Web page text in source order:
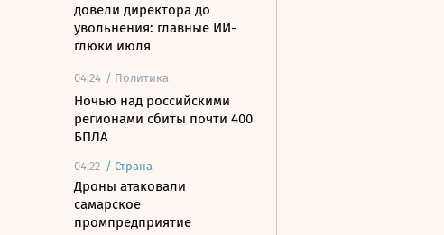
довели директора до
увольнения: главные ИИ-
глюки июля
04:24 / Политика
Ночью над российскими
регионами сбиты почти 400
БПЛА
04:22 / Страна
Дроны атаковали
самарское
промпредприятие